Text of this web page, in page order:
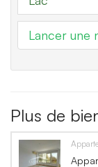
Lancer une
Plus de